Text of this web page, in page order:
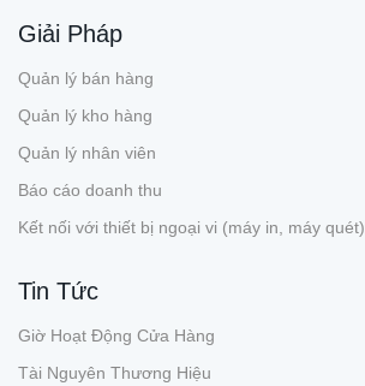
Giải Pháp
Quản lý bán hàng
Quản lý kho hàng
Quản lý nhân viên
Báo cáo doanh thu
Kết nối với thiết bị ngoại vi (máy in, máy quét)
Tin Tức
Giờ Hoạt Động Cửa Hàng
Tài Nguyên Thương Hiệu